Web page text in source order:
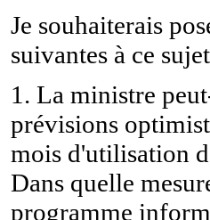
Je souhaiterais
suivantes à ce
1. La ministre
prévisions
mois d'utilisation
Dans quelle
programme